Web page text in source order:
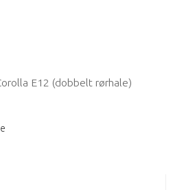
E12 (dobbelt rørhale)